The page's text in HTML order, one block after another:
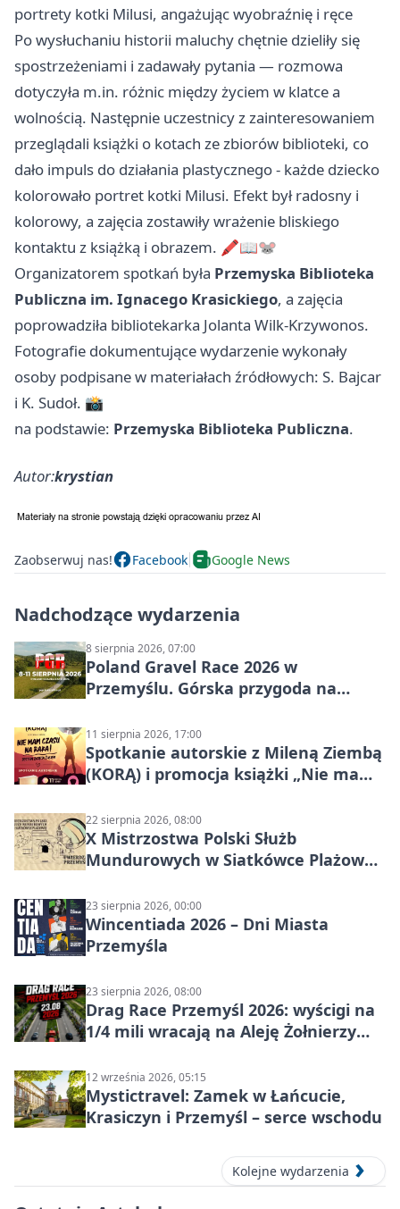
portrety kotki Milusi, angażując wyobraźnię i ręce
Po wysłuchaniu historii maluchy chętnie dzieliły się
spostrzeżeniami i zadawały pytania — rozmowa
dotyczyła m.in. różnic między życiem w klatce a
wolnością. Następnie uczestnicy z zainteresowaniem
przeglądali książki o kotach ze zbiorów biblioteki, co
dało impuls do działania plastycznego - każde dziecko
kolorowało portret kotki Milusi. Efekt był radosny i
kolorowy, a zajęcia zostawiły wrażenie bliskiego
kontaktu z książką i obrazem. 🖍️📖🐭
Organizatorem spotkań była Przemyska Biblioteka
Publiczna im. Ignacego Krasickiego, a zajęcia
poprowadziła bibliotekarka Jolanta Wilk-Krzywonos.
Fotografie dokumentujące wydarzenie wykonały
osoby podpisane w materiałach źródłowych: S. Bajcar
i K. Sudoł. 📸
na podstawie: Przemyska Biblioteka Publiczna.
Autor:krystian
Zaobserwuj nas! Facebook Google News
Nadchodzące wydarzenia
8 sierpnia 2026, 07:00
Poland Gravel Race 2026 w
Przemyślu. Górska przygoda na
11 sierpnia 2026, 17:00
Spotkanie autorskie z Mileną Ziembą
(KORĄ) i promocja książki „Nie mam
22 sierpnia 2026, 08:00
X Mistrzostwa Polski Służb
Mundurowych w Siatkówce Plażowej
23 sierpnia 2026, 00:00
Wincentiada 2026 – Dni Miasta
Przemyśla
23 sierpnia 2026, 08:00
Drag Race Przemyśl 2026: wyścigi na
1/4 mili wracają na Aleję Żołnierzy
12 września 2026, 05:15
Mystictravel: Zamek w Łańcucie,
Krasiczyn i Przemyśl – serce wschodu
Kolejne wydarzenia